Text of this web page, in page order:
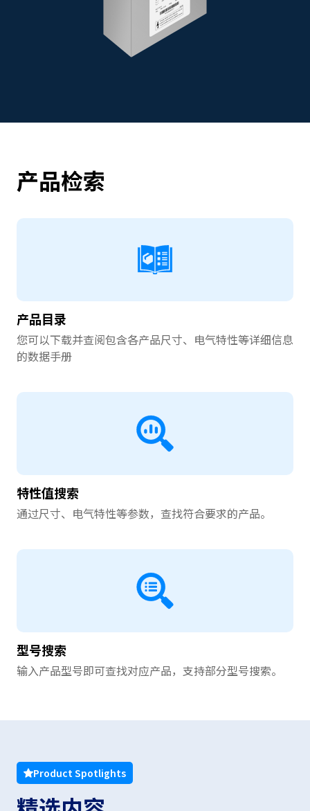
产品检索
产品目录
您可以下载并查阅包含各产品尺寸、电气特性等详细信息
的数据手册
特性值搜索
通过尺寸、电气特性等参数，查找符合要求的产品。
型号搜索
输入产品型号即可查找对应产品，支持部分型号搜索。
Product Spotlights